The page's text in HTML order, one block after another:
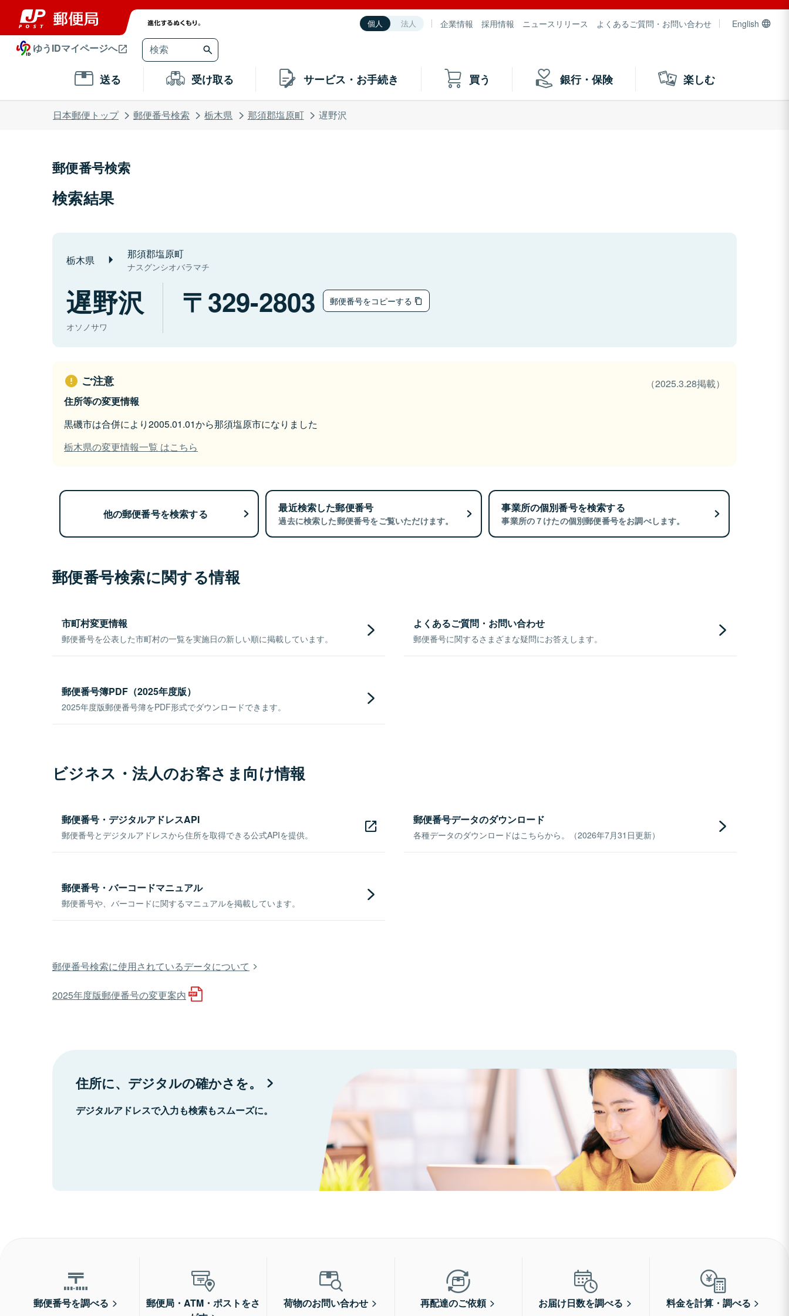
個人 法人 企業情報 採用情報 ニュースリリース よくあるご質問・お問い合わせ English
ゆうIDマイページへ
送る 受け取る サービス・お手続き 買う 銀行・保険 楽しむ
日本郵便トップ 郵便番号検索 栃木県 那須郡塩原町 遅野沢
郵便番号検索
検索結果
栃木県 那須郡塩原町
ナスグンシオバラマチ
遅野沢
オソノサワ
329-2803 郵便番号をコピーする
ご注意
（2025.3.28掲載）
住所等の変更情報
黒磯市は合併により2005.01.01から那須塩原市になりました
栃木県の変更情報一覧 はこちら
他の郵便番号を検索する 最近検索した郵便番号
過去に検索した郵便番号をご覧いただけます。
事業所の個別番号を検索する
事業所の７けたの個別郵便番号をお調べします。
郵便番号検索に関する情報
市町村変更情報
郵便番号を公表した市町村の一覧を実施日の新しい順に掲載しています。
よくあるご質問・お問い合わせ
郵便番号に関するさまざまな疑問にお答えします。
郵便番号簿PDF（2025年度版）
2025年度版郵便番号簿をPDF形式でダウンロードできます。
ビジネス・法人のお客さま向け情報
郵便番号・デジタルアドレスAPI
郵便番号とデジタルアドレスから住所を取得できる公式APIを提供。
郵便番号データのダウンロード
各種データのダウンロードはこちらから。（2026年7月31日更新）
郵便番号・バーコードマニュアル
郵便番号や、バーコードに関するマニュアルを掲載しています。
郵便番号検索に使用されているデータについて
2025年度版郵便番号の変更案内
住所に、デジタルの確かさを。
デジタルアドレスで入力も検索もスムーズに。
郵便番号を調べる
郵便局・ATM・ポストをさ
荷物のお問い合わせ 再配達のご依頼 お届け日数を調べる 料金を計算・調べる